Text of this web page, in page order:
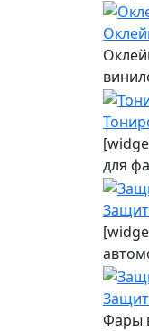
для
Фары